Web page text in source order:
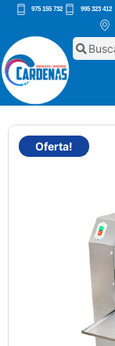
975 155 732 995 323 412
Oferta!